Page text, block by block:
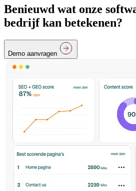
Benieuwd wat onze
bedrijf kan betekenen?
Demo aanvragen